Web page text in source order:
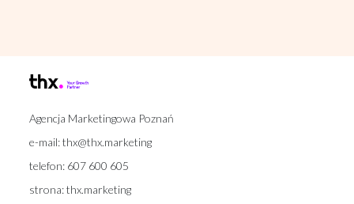
Agencja Marketingowa Poznań
e-mail:thx@thx.marketing
telefon: 607 600 605
strona:thx.marketing